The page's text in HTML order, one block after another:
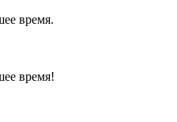
время.
время!